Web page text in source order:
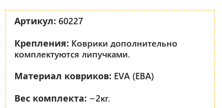
Артикул: 60227
Крепления: Коврики дополнительно
комплектуются липучками.
Материал ковриков: EVA (ЕВА)
Вес комплекта: ~2кг.